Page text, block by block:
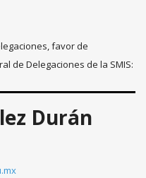
favor de
de Delegaciones de la SMIS:
Durán